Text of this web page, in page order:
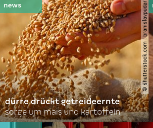
© shutterstock.com | branislavpudar
dürre drückt getreideernte
sorge um mais und kartoffeln